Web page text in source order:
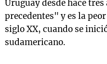
Uruguay desde hace
precedentes" y es la
siglo XX, cuando se
sudamericano.